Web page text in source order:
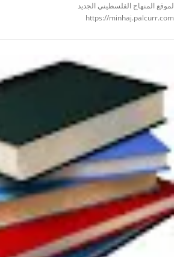
لموقع المنهاج الفلسطيني الجديد
https://minhaj.palcurr.com